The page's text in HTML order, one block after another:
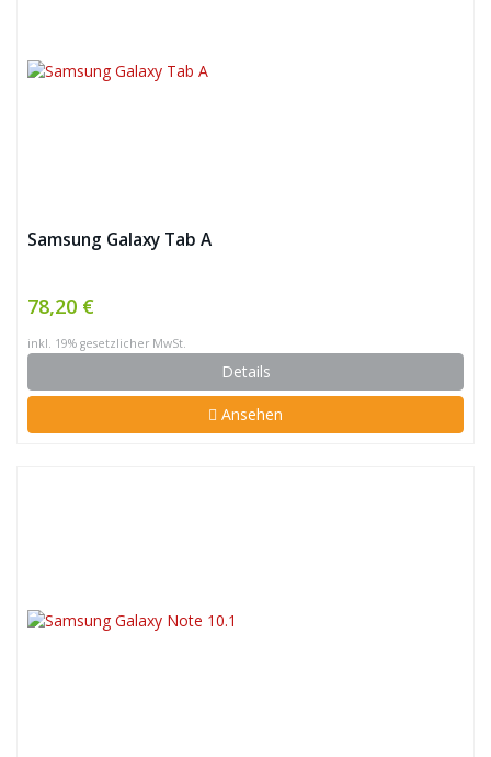
Samsung Galaxy Tab A
78,20 €
inkl. 19% gesetzlicher MwSt.
Details
Ansehen